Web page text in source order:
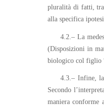
pluralità di fatti, tra
alla specifica
4.2.– La
(Disposizioni in
biologico col figlio
4.3.– Infine,
Secondo
maniera conforme